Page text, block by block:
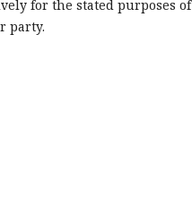
for the stated purposes of
party.